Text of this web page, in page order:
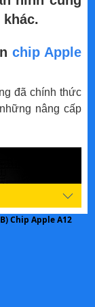
mAh
AVC),
3GP, H.263
Lossless,
khác.
chip Apple
đã chính thức
nâng cấp
Chip Apple A12